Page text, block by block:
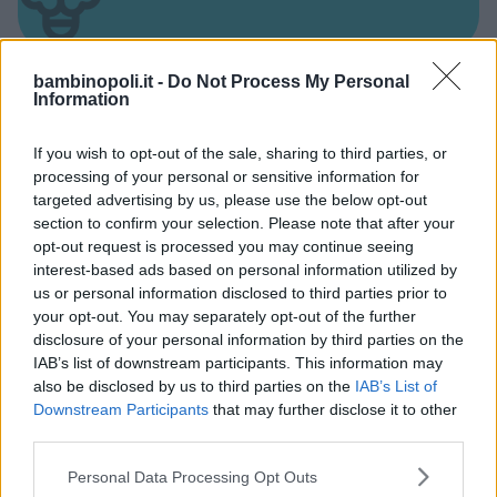
bambinopoli.it - Do Not Process My Personal
Information
If you wish to opt-out of the sale, sharing to third parties, or
processing of your personal or sensitive information for
targeted advertising by us, please use the below opt-out
section to confirm your selection. Please note that after your
opt-out request is processed you may continue seeing
interest-based ads based on personal information utilized by
us or personal information disclosed to third parties prior to
your opt-out. You may separately opt-out of the further
disclosure of your personal information by third parties on the
IAB’s list of downstream participants. This information may
also be disclosed by us to third parties on the IAB’s List of
Downstream Participants that may further disclose it to other
Please note that this website/app uses one or more Google
Personal Data Processing Opt Outs
Feste
Kinderheim